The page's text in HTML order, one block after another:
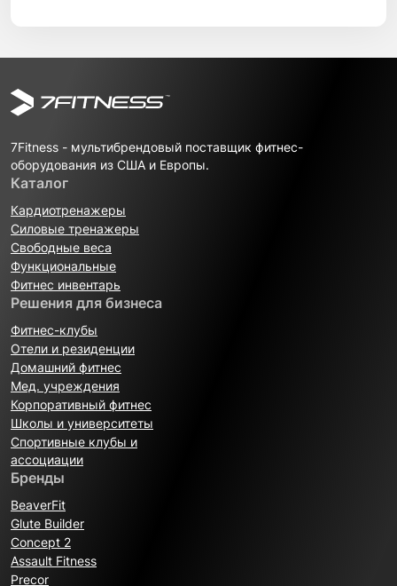
7Fitness - мультибрендовый поставщик фитнес-
оборудования из США и Европы.
Каталог
Кардиотренажеры
Силовые тренажеры
Свободные веса
Функциональные
Фитнес инвентарь
Решения для бизнеса
Фитнес-клубы
Отели и резиденции
Домашний фитнес
Мед. учреждения
Корпоративный фитнес
Школы и университеты
Спортивные клубы и
ассоциации
Бренды
BeaverFit
Glute Builder
Concept 2
Assault Fitness
Precor